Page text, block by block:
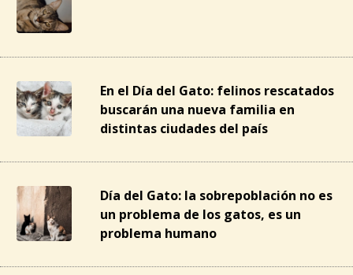
En el Día del Gato: felinos rescatados
buscarán una nueva familia en
distintas ciudades del país
Día del Gato: la sobrepoblación no es
un problema de los gatos, es un
problema humano